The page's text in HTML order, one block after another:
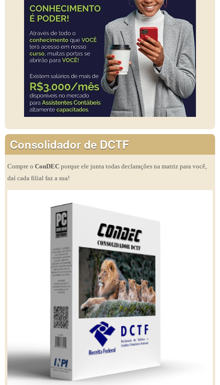
Consolidador de DCTF
Compre o ConDEC porque ele junta todas declarações na matriz para você,
daí cada filial faz a sua!